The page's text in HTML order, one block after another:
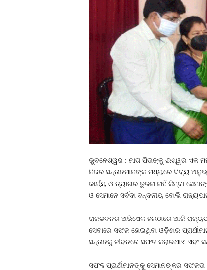
ଭୁବନେଶ୍ୱର : ମାତା ପିତାଙ୍କୁ ଈଶ୍ୱର ଏକ
ନିଜର ସନ୍ତାନମାନଙ୍କ ମଧ୍ୟରେ ଦିବ୍ୟ
କାର୍ଯ୍ୟ ଓ ତ୍ୟାଗର ତୁଳନା ନାହିଁ କିମ୍ବା
ଓ ସେମାନେ ସର୍ବଦା ବନ୍ଦନୀୟ ବୋଲି
ରାଜଭବନର ଅଭିଷେକ ହଲଠାରେ ଆଜି
ସେବାରେ ସଫଳ ହୋଇଥିବା ଓଡ଼ିଶାର
ସନ୍ତାନକୁ ଜୀବନରେ ସଫଳ କରାଇଥାଏ ଏବଂ
ସଫଳ ପ୍ରାର୍ଥୀମାନଙ୍କୁ ସେମାନଙ୍କର